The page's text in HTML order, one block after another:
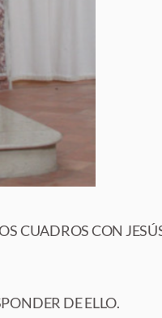
CUADROS CON
DE ELLO.